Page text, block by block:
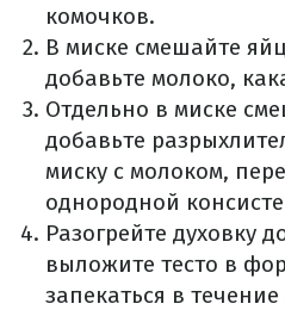
комочков.
В миске смешайте
добавьте молоко,
Отдельно в миске
добавьте
миску с молоком,
однородной
Разогрейте духовку
выложите тесто в
запекаться в